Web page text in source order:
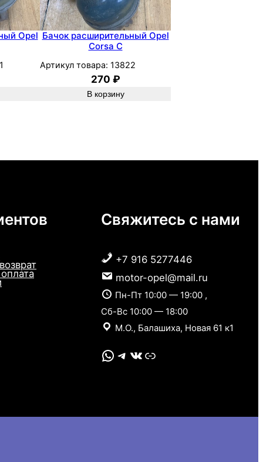
Opel Бачок расширительный Opel
Corsa C
Артикул товара: 13822
270 ₽
В корзину
Свяжитесь с нами
+7 916 5277446
motor-opel@mail.ru
Пн-Пт 10:00 — 19:00 ,
Сб-Вс 10:00 — 18:00
М.О., Балашиха, Новая 61 к1
WhatsApp Telegram VK Link